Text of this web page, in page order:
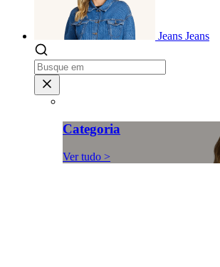
Jeans Jeans
Categoria
Ver tudo >